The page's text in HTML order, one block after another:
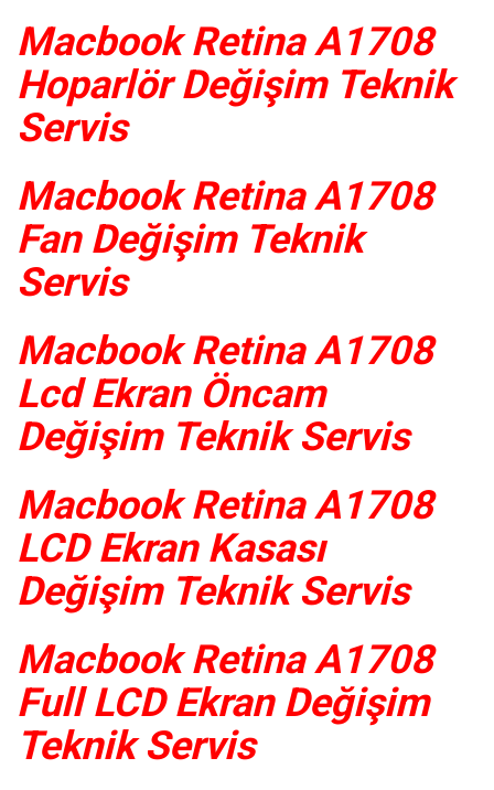
Macbook Retina A1708
Hoparlör Değişim Teknik
Servis
Macbook Retina A1708
Fan Değişim Teknik
Servis
Macbook Retina A1708
Lcd Ekran Öncam
Değişim Teknik Servis
Macbook Retina A1708
LCD Ekran Kasası
Değişim Teknik Servis
Macbook Retina A1708
Full LCD Ekran Değişim
Teknik Servis